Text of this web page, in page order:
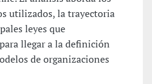
utilizados, la trayectoria
leyes que
llegar a la definición
de organizaciones